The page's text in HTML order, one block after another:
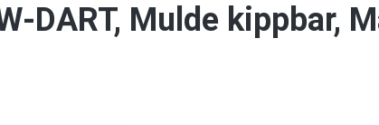
DART, Mulde kippbar,